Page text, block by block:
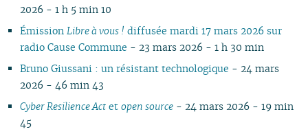
2026 - 1 h 5 min 10
Émission Libre à vous ! diffusée mardi 17 mars 2026 sur
radio Cause Commune - 23 mars 2026 - 1 h 30 min
Bruno Giussani : un résistant technologique - 24 mars
2026 - 46 min 43
Cyber Resilience Actet open source- 24 mars 2026 - 19 min
45